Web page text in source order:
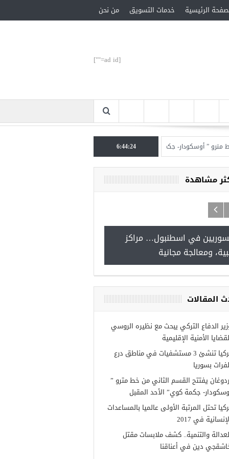
الرئيسية خدمات التسويق من نحن
[ad id=""]
” أوسكودار- جكمة كوي” الأحد المقبل
6:44:25
مشاهدة
في اسطنبول… مراكز
ومعالجة مجانية
المقالات
الدفاع التركي يبحث مع نظيره الروسي
الأمنية الإقليمية
تركيا تنشئ 3 مستشفيات في مناطق درع
بسوريا
يفتتح القسم الثاني من خط مترو ”
جكمة كوي” الأحد المقبل
تحتل المرتبة الأولى عالميا بالمساعدات
في 2017
والتنمية.. كشف ملابسات مقتل
دين في أعناقنا